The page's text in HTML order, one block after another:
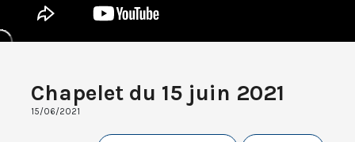
Chapelet du 15 juin 2021
15/06/2021